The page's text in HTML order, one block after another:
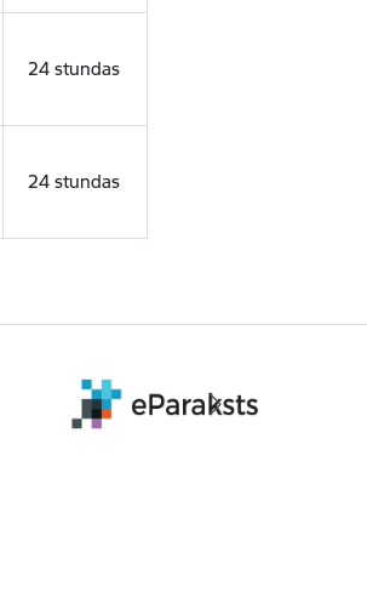
24 stundas
24 stundas